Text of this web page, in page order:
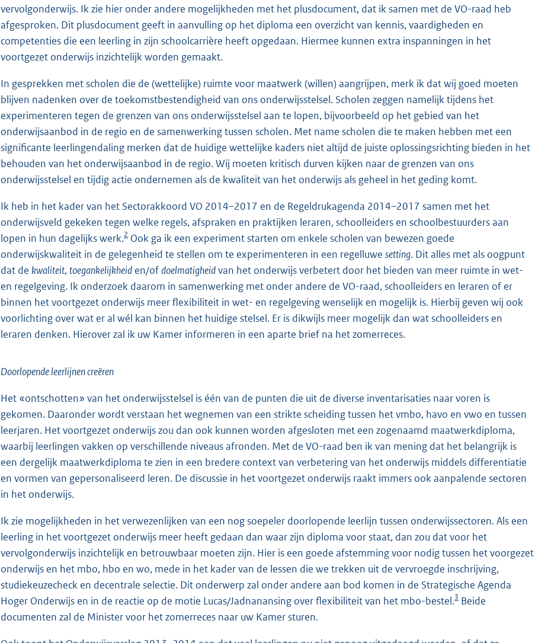
vervolgonderwijs. Ik zie hier onder andere mogelijkheden met het plusdocument, dat ik samen met de VO-raad heb
afgesproken. Dit plusdocument geeft in aanvulling op het diploma een overzicht van kennis, vaardigheden en
competenties die een leerling in zijn schoolcarrière heeft opgedaan. Hiermee kunnen extra inspanningen in het
voortgezet onderwijs inzichtelijk worden gemaakt.
In gesprekken met scholen die de (wettelijke) ruimte voor maatwerk (willen) aangrijpen, merk ik dat wij goed moeten
blijven nadenken over de toekomstbestendigheid van ons onderwijsstelsel. Scholen zeggen namelijk tijdens het
experimenteren tegen de grenzen van ons onderwijsstelsel aan te lopen, bijvoorbeeld op het gebied van het
onderwijsaanbod in de regio en de samenwerking tussen scholen. Met name scholen die te maken hebben met een
significante leerlingendaling merken dat de huidige wettelijke kaders niet altijd de juiste oplossingsrichting bieden in het
behouden van het onderwijsaanbod in de regio. Wij moeten kritisch durven kijken naar de grenzen van ons
onderwijsstelsel en tijdig actie ondernemen als de kwaliteit van het onderwijs als geheel in het geding komt.
Ik heb in het kader van het Sectorakkoord VO 2014–2017 en de Regeldrukagenda 2014–2017 samen met het
onderwijsveld gekeken tegen welke regels, afspraken en praktijken leraren, schoolleiders en schoolbestuurders aan
lopen in hun dagelijks werk.2 Ook ga ik een experiment starten om enkele scholen van bewezen goede
onderwijskwaliteit in de gelegenheid te stellen om te experimenteren in een regelluwe setting. Dit alles met als oogpunt
dat de kwaliteit,toegankelijkheid en/ofdoelmatigheidvan het onderwijs verbetert door het bieden van meer ruimte in wet-
en regelgeving. Ik onderzoek daarom in samenwerking met onder andere de VO-raad, schoolleiders en leraren of er
binnen het voortgezet onderwijs meer flexibiliteit in wet- en regelgeving wenselijk en mogelijk is. Hierbij geven wij ook
voorlichting over wat er al wél kan binnen het huidige stelsel. Er is dikwijls meer mogelijk dan wat schoolleiders en
leraren denken. Hierover zal ik uw Kamer informeren in een aparte brief na het zomerreces.
Doorlopende leerlijnen creëren
Het «ontschotten» van het onderwijsstelsel is één van de punten die uit de diverse inventarisaties naar voren is
gekomen. Daaronder wordt verstaan het wegnemen van een strikte scheiding tussen het vmbo, havo en vwo en tussen
leerjaren. Het voortgezet onderwijs zou dan ook kunnen worden afgesloten met een zogenaamd maatwerkdiploma,
waarbij leerlingen vakken op verschillende niveaus afronden. Met de VO-raad ben ik van mening dat het belangrijk is
een dergelijk maatwerkdiploma te zien in een bredere context van verbetering van het onderwijs middels differentiatie
en vormen van gepersonaliseerd leren. De discussie in het voortgezet onderwijs raakt immers ook aanpalende sectoren
in het onderwijs.
Ik zie mogelijkheden in het verwezenlijken van een nog soepeler doorlopende leerlijn tussen onderwijssectoren. Als een
leerling in het voortgezet onderwijs meer heeft gedaan dan waar zijn diploma voor staat, dan zou dat voor het
vervolgonderwijs inzichtelijk en betrouwbaar moeten zijn. Hier is een goede afstemming voor nodig tussen het voorgezet
onderwijs en het mbo, hbo en wo, mede in het kader van de lessen die we trekken uit de vervroegde inschrijving,
studiekeuzecheck en decentrale selectie. Dit onderwerp zal onder andere aan bod komen in de Strategische Agenda
Hoger Onderwijs en in de reactie op de motie Lucas/Jadnanansing over flexibiliteit van het mbo-bestel.3 Beide
documenten zal de Minister voor het zomerreces naar uw Kamer sturen.